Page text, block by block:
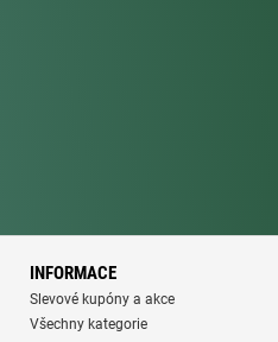
INFORMACE
Slevové kupóny a akce
Všechny kategorie